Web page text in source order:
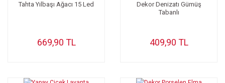
Tahta Yılbaşı Ağacı 15 Led
669,90 TL
Dekor Denizatı Gümüş
Tabanlı
409,90 TL